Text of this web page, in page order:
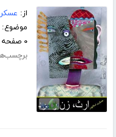
از:
۰ صفحه